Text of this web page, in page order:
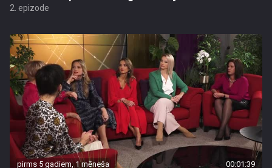
2. epizode
pirms 5 gadiem, 1 mēneša 00:01:39